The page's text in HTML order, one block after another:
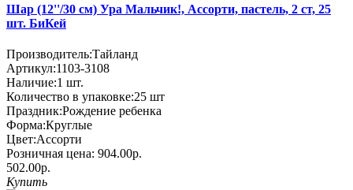
Шар (12''/30 см) Ура Мальчик!, Ассорти, пастель, 2 ст, 25
шт. БиКей
Производитель:Тайланд
Артикул:1103-3108
Наличие:1 шт.
Количество в упаковке:25 шт
Праздник:Рождение ребенка
Форма:Круглые
Цвет:Ассорти
Розничная цена: 904.00р.
502.00р.
Купить